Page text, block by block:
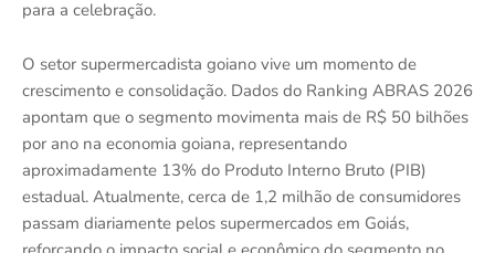
para a celebração.
O setor supermercadista goiano vive um momento de
crescimento e consolidação. Dados do Ranking ABRAS 2026
apontam que o segmento movimenta mais de R$ 50 bilhões
por ano na economia goiana, representando
aproximadamente 13% do Produto Interno Bruto (PIB)
estadual. Atualmente, cerca de 1,2 milhão de consumidores
passam diariamente pelos supermercados em Goiás,